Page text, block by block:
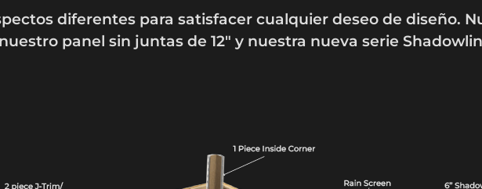
diferentes para satisfacer cualquier deseo de diseño.
panel sin juntas de 12″ y nuestra nueva serie